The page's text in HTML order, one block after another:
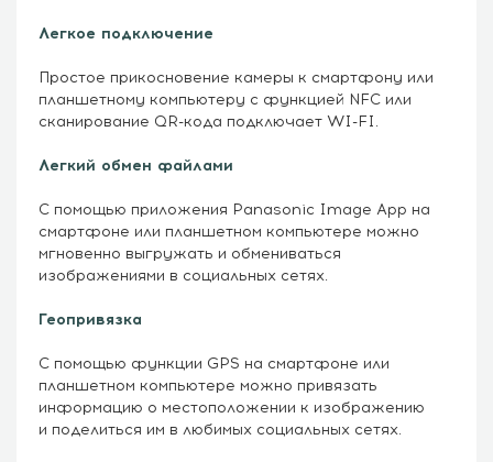
Легкое подключение
Простое прикосновение камеры к смартфону или
планшетному компьютеру с функцией NFC или
сканирование QR-кода подключает WI-FI.
Легкий обмен файлами
С помощью приложения Panasonic Image App на
смартфоне или планшетном компьютере можно
мгновенно выгружать и обмениваться
изображениями в социальных сетях.
Геопривязка
С помощью функции GPS на смартфоне или
планшетном компьютере можно привязать
информацию о местоположении к изображению
и поделиться им в любимых социальных сетях.